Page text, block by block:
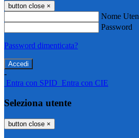
button close ×
Nome
Password
Password dimenticata?
-
Entra con SPID Entra con CIE
Seleziona utente
button close ×